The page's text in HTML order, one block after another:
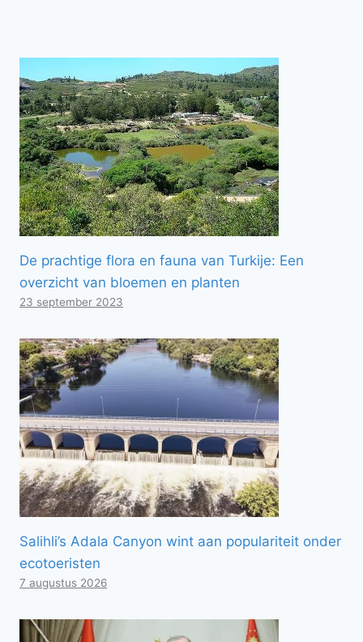
De prachtige flora en fauna van Turkije: Een
overzicht van bloemen en planten
23 september 2023
Salihli’s Adala Canyon wint aan populariteit onder
ecotoeristen
7 augustus 2026